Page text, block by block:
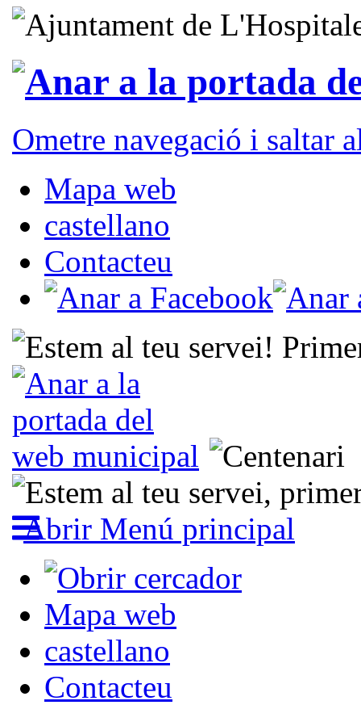
Ometre navegació i saltar
Mapa web
castellano
Contacteu
Abrir Menú principal
Mapa web
castellano
Contacteu